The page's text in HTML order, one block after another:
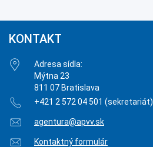
KONTAKT
Adresa sídla:
Mýtna 23
811 07 Bratislava
+421 2 572 04 501 (sekretariát)
agentura@apvv.sk
Kontaktný formulár